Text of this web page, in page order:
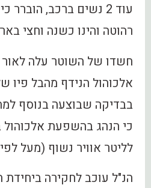
עוד 2 נשים ברכב,
רהוטה והינו כשנה וחצי
חשדו של השוטר עלה
בבדיקה שבוצעה בנוסף
לליטר אוויר נשוף (מעל לפי 3 מהמותר בחוק).
הנ"ל עוכב לחקירה ביחידת